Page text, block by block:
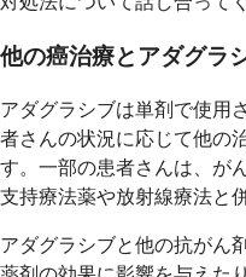
他の癌治療とアダグラ
アダグラシブは単剤で使用
者さんの状況に応じて他の
す。一部の患者さんは、が
支持療法薬や放射線療法と
アダグラシブと他の抗がん